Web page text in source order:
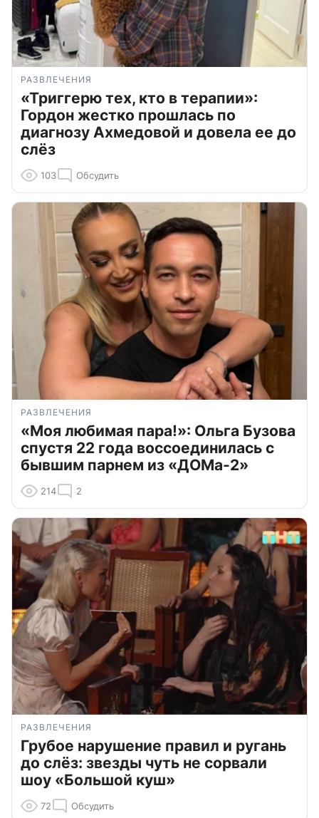
РАЗВЛЕЧЕНИЯ
«Триггерю тех, кто в терапии»:
Гордон жестко прошлась по
диагнозу Ахмедовой и довела ее до
слёз
103 Обсудить
РАЗВЛЕЧЕНИЯ
«Моя любимая пара!»: Ольга Бузова
спустя 22 года воссоединилась с
бывшим парнем из «ДОМа-2»
214 2
РАЗВЛЕЧЕНИЯ
Грубое нарушение правил и ругань
до слёз: звезды чуть не сорвали
шоу «Большой куш»
72 Обсудить